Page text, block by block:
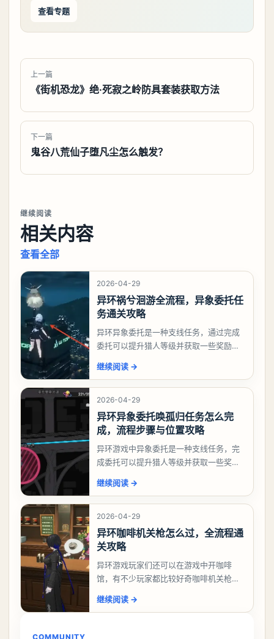
查看专题
上一篇
《街机恐龙》绝·死寂之岭防具套装获取方法
下一篇
鬼谷八荒仙子堕凡尘怎么触发？
继续阅读
相关内容
查看全部
2026-04-29
异环祸兮洄游全流程，异象委托任
务通关攻略
异环异象委托是一种支线任务，通过完成
委托可以提升猎人等级并获取一些奖励，
么做，下面就来告诉大家。异环异象委托
祸兮洄游任务攻略
继续阅读 →
2026-04-29
异环异象委托唤孤归任务怎么完
成，流程步骤与位置攻略
异环游戏中异象委托是一种支线任务，完
成委托可以提升猎人等级并获取一些奖
么做，今天游戏熊就来告诉大家。异环异
象委托唤孤归任务攻
继续阅读 →
2026-04-29
异环咖啡机关枪怎么过，全流程通
关攻略
异环游戏玩家们还可以在游戏中开咖啡
馆，有不少玩家都比较好奇咖啡机关枪应
机关枪攻略。异环咖啡机关枪怎么过一、
继续阅读 →
COMMUNITY